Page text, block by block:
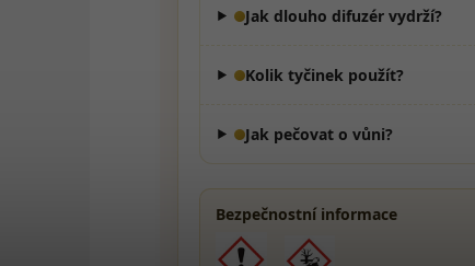
Jak dlouho difuzér vydrží?
Kolik tyčinek použít?
Jak pečovat o vůni?
Bezpečnostní informace